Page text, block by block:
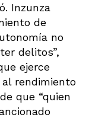
Inzunza
de
no
delitos”,
ejerce
rendimiento
que “quien